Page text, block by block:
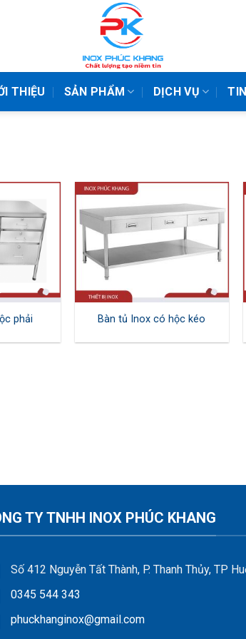
THIỆU SẢN PHẨM DỊCH VỤ
phải Bàn tủ Inox có hộc kéo
TY TNHH INOX PHÚC KHANG
Số 412 Nguyễn Tất Thành, P. Thanh Thủy, TP
0345 544 343
phuckhanginox@gmail.com